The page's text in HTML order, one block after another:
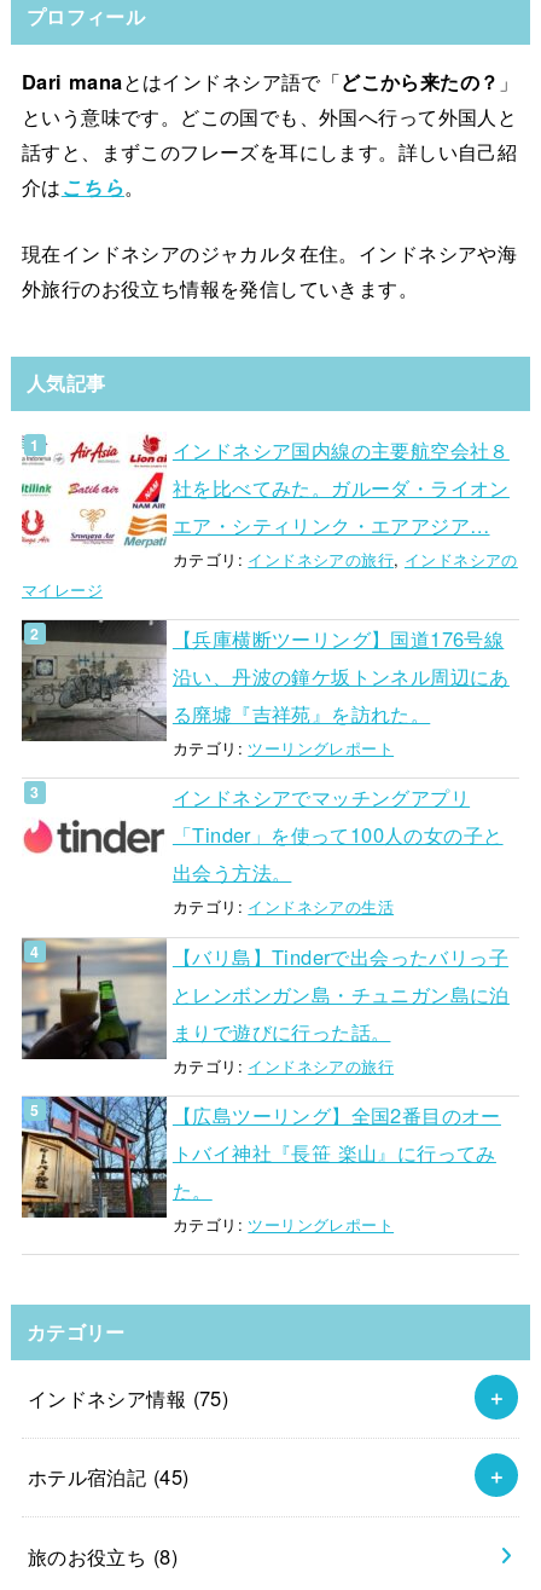
プロフィール
Dari manaとはインドネシア語で「どこから来たの？ 」
という意味です。どこの国でも、外国へ行って外国人と
話すと、まずこのフレーズを耳にします。詳しい自己紹
介はこちら。
現在インドネシアのジャカルタ在住。インドネシアや海
外旅行のお役立ち情報を発信していきます。
人気記事
インドネシア国内線の主要航空会社８
社を比べてみた。ガルーダ・ライオン
エア・シティリンク・エアアジア…
カテゴリ: インドネシアの旅行, インドネシアの
マイレージ
【兵庫横断ツーリング】国道176号線
沿い、丹波の鐘ケ坂トンネル周辺にあ
る廃墟『吉祥苑』を訪れた。
カテゴリ: ツーリングレポート
インドネシアでマッチングアプリ
「Tinder」を使って100人の女の子と
出会う方法。
カテゴリ: インドネシアの生活
【バリ島】Tinderで出会ったバリっ子
とレンボンガン島・チュニガン島に泊
まりで遊びに行った話。
カテゴリ: インドネシアの旅行
【広島ツーリング】全国2番目のオー
トバイ神社『長笹 楽山』に行ってみ
た。
カテゴリ: ツーリングレポート
カテゴリー
インドネシア情報 (75)
ホテル宿泊記 (45)
旅のお役立ち (8)